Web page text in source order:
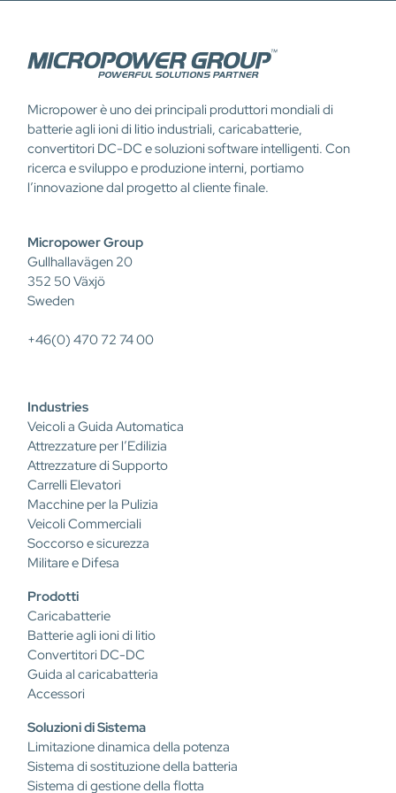
Micropower è uno dei principali produttori mondiali di
batterie agli ioni di litio industriali, caricabatterie,
convertitori DC-DC e soluzioni software intelligenti. Con
ricerca e sviluppo e produzione interni, portiamo
l’innovazione dal progetto al cliente finale.
Micropower Group
Gullhallavägen 20
352 50 Växjö
Sweden
+46(0) 470 72 74 00
Industries
Veicoli a Guida Automatica
Attrezzature per l’Edilizia
Attrezzature di Supporto
Carrelli Elevatori
Macchine per la Pulizia
Veicoli Commerciali
Soccorso e sicurezza
Militare e Difesa
Prodotti
Caricabatterie
Batterie agli ioni di litio
Convertitori DC-DC
Guida al caricabatteria
Accessori
Soluzioni di Sistema
Limitazione dinamica della potenza
Sistema di sostituzione della batteria
Sistema di gestione della flotta